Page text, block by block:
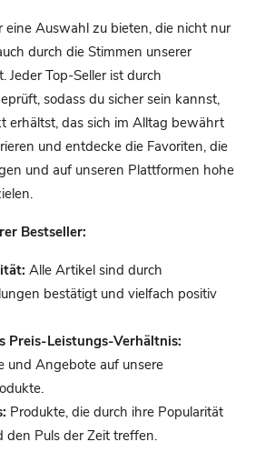
eine Auswahl zu bieten, die nicht nur
durch die Stimmen unserer
Jeder Top-Seller ist durch
sodass du sicher sein kannst,
erhältst, das sich im Alltag bewährt
und entdecke die Favoriten, die
und auf unseren Plattformen hohe
Bestseller:
Alle Artikel sind durch
bestätigt und vielfach positiv
Preis-Leistungs-Verhältnis:
und Angebote auf unsere
Produkte, die durch ihre Popularität
den Puls der Zeit treffen.